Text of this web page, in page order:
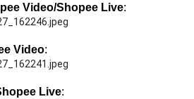
Video/Shopee Live:
Video:
Live: